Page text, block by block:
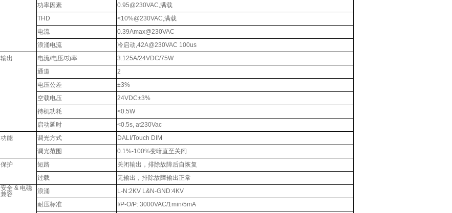
功率因素
0.95@230VAC,满载
THD
<10%@230VAC,满载
电流
0.39Amax@230VAC
浪涌电流
冷启动,42A@230VAC 100us
输出
电流/电压/功率
3.125A/24VDC/75W
通道
2
电压公差
±3%
空载电压
24VDC±3%
待机功耗
<0.5W
启动延时
<0.5s, at230Vac
功能
调光方式
DALI/Touch DIM
调光范围
0.1%-100%变暗直至关闭
保护
短路
关闭输出，排除故障后自恢复
过载
无输出，排除故障输出正常
安全 & 电磁
兼容
浪涌
L-N:2KV L&N-GND:4KV
耐压标准
I/P-O/P: 3000VAC/1min/5mA